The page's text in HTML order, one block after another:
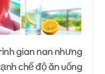
chế độ ăn uống